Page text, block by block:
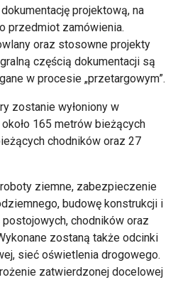
projektową, na
przedmiot zamówienia.
oraz stosowne projekty
częścią dokumentacji są
w procesie „przetargowym”.
zostanie wyłoniony w
165 metrów bieżących
chodników oraz 27
ziemne, zabezpieczenie
budowę konstrukcji i
chodników oraz
zostaną także odcinki
sieć oświetlenia drogowego.
zatwierdzonej docelowej